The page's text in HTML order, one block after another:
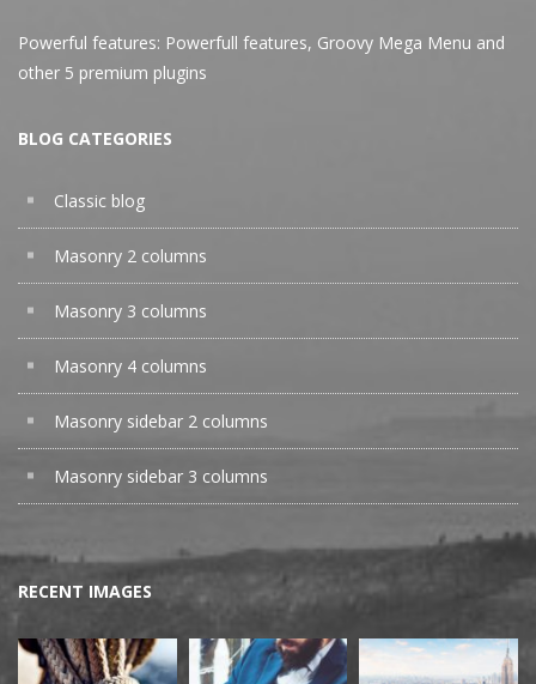
Powerful features: Powerfull features, Groovy Mega Menu and
other 5 premium plugins
BLOG CATEGORIES
Classic blog
Masonry 2 columns
Masonry 3 columns
Masonry 4 columns
Masonry sidebar 2 columns
Masonry sidebar 3 columns
RECENT IMAGES